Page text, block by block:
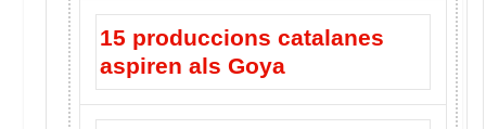
15 produccions catalanes
aspiren als Goya